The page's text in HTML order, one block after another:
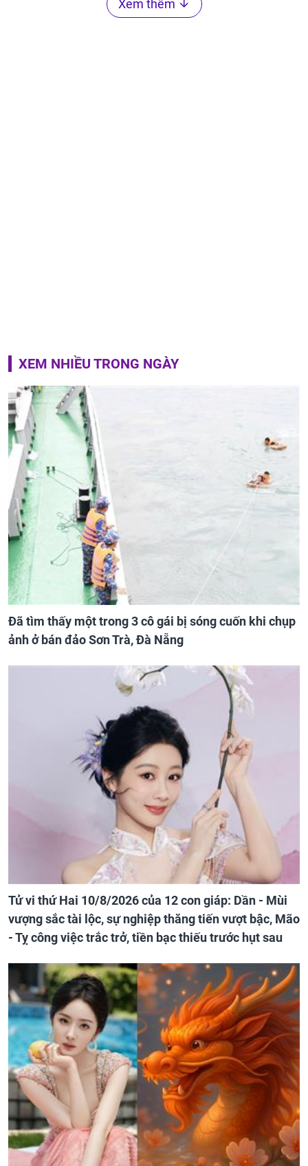
Xem thêm
XEM NHIỀU TRONG NGÀY
Đã tìm thấy một trong 3 cô gái bị sóng cuốn khi chụp
ảnh ở bán đảo Sơn Trà, Đà Nẵng
Tử vi thứ Hai 10/8/2026 của 12 con giáp: Dần - Mùi
vượng sắc tài lộc, sự nghiệp thăng tiến vượt bậc, Mão
- Tỵ công việc trắc trở, tiền bạc thiếu trước hụt sau